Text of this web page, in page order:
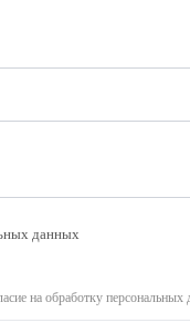
данных
на обработку персональных